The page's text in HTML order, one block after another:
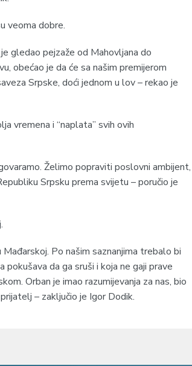
veoma dobre.
gledao pejzaže od Mahovljana do
obećao je da će sa našim premijerom
Srpske, doći jednom u lov – rekao je
vremena i “naplata” svih ovih
Želimo popraviti poslovni ambijent,
Srpsku prema svijetu – poručio je
Po našim saznanjima trebalo bi
da ga sruši i koja ne gaji prave
Orban je imao razumijevanja za nas, bio
– zaključio je Igor Dodik.